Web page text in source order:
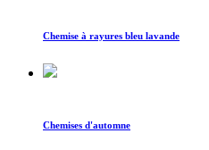
Chemise à rayures bleu lavande
Chemises d'automne